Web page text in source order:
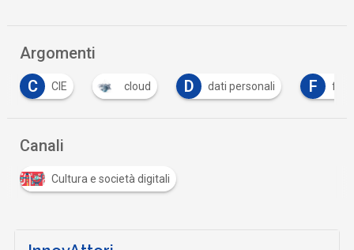
Argomenti
C
CIE cloud D dati personali F
Canali
Cultura e società digitali